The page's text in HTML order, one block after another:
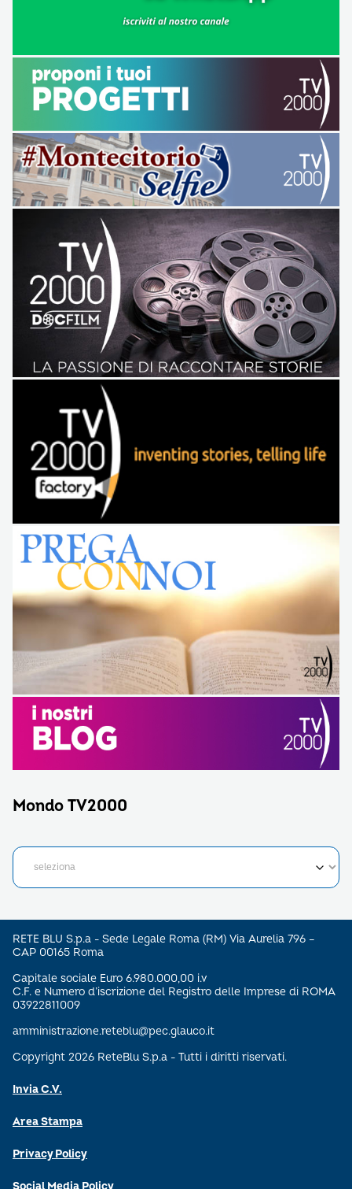
Mondo TV2000
RETE BLU S.p.a - Sede Legale Roma (RM) Via Aurelia 796 –
CAP 00165 Roma
Capitale sociale Euro 6.980.000,00 i.v
C.F. e Numero d’iscrizione del Registro delle Imprese di ROMA
03922811009
amministrazione.reteblu@pec.glauco.it
Copyright 2026 ReteBlu S.p.a - Tutti i diritti riservati.
Invia C.V.
Area Stampa
Privacy Policy
Social Media Policy